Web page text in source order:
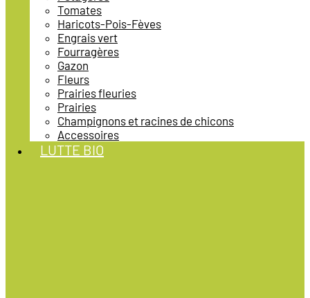
Tomates
Haricots-Pois-Fèves
Engrais vert
Fourragères
Gazon
Fleurs
Prairies fleuries
Prairies
Champignons et racines de chicons
Accessoires
LUTTE BIO